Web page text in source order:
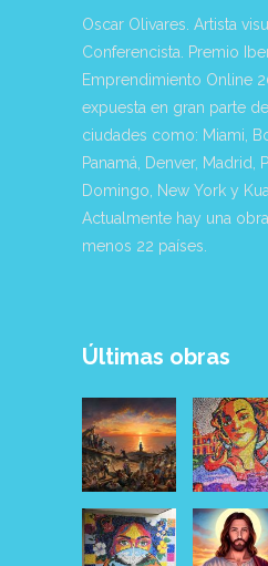
Oscar Olivares. Artista
Conferencista. Premio
Emprendimiento Online
expuesta en gran parte
ciudades como: Miami,
Panamá, Denver, Madrid,
Domingo, New York y
Actualmente hay una
menos 22 países.
Últimas obras